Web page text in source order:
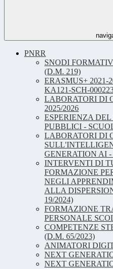
PNRR
SNODI
(D.M. 219)
ERASMUS+ 2021-
KA121-SCH-
LABORATORI DI
2025/2026
ESPERIENZA
PUBBLICI -
LABORATORI DI
GENERATION AI -
INTERVENTI DI
FORMAZIONE
NEGLI
ALLA
19/2024)
FORMAZIONE
PERSONALE
COMPETENZE
(D.M. 65/2023)
ANIMATORI
NEXT
NEXT